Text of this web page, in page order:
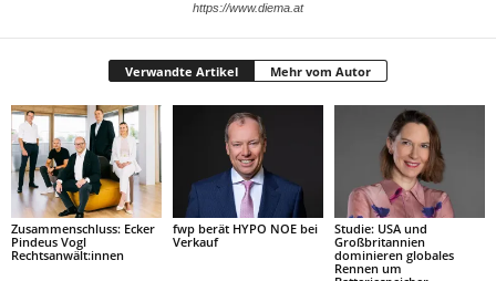
https://www.diema.at
Verwandte Artikel Mehr vom Autor
Zusammenschluss: Ecker
Pindeus Vogl
Rechtsanwält:innen
fwp berät HYPO NOE bei
Verkauf
Studie: USA und
Großbritannien
dominieren globales
Rennen um